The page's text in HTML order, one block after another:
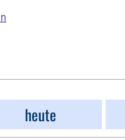
heute